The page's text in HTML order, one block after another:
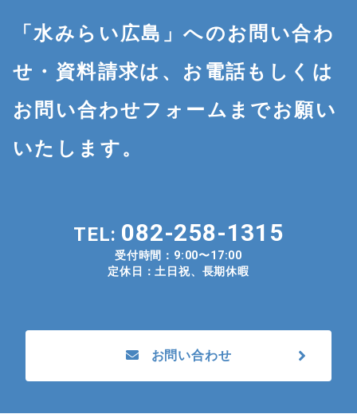
「水みらい広島」へのお問い合わ
せ・資料請求は、お電話もしくは
お問い合わせフォームまでお願い
いたします。
TEL: 082-258-1315
受付時間： 9:00〜17:00
定休日：土日祝、長期休暇
お問い合わせ